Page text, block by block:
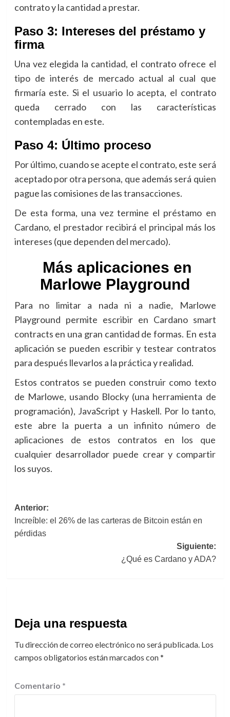
contrato y la cantidad a prestar.
Paso 3: Intereses del préstamo y
firma
Una vez elegida la cantidad, el contrato ofrece el
tipo de interés de mercado actual al cual que
firmaría este. Si el usuario lo acepta, el contrato
queda cerrado con las características
contempladas en este.
Paso 4: Último proceso
Por último, cuando se acepte el contrato, este será
aceptado por otra persona, que además será quien
pague las comisiones de las transacciones.
De esta forma, una vez termine el préstamo en
Cardano, el prestador recibirá el principal más los
intereses (que dependen del mercado).
Más aplicaciones en
Marlowe Playground
Para no limitar a nada ni a nadie, Marlowe
Playground permite escribir en Cardano smart
contracts en una gran cantidad de formas. En esta
aplicación se pueden escribir y testear contratos
para después llevarlos a la práctica y realidad.
Estos contratos se pueden construir como texto
de Marlowe, usando Blocky (una herramienta de
programación), JavaScript y Haskell. Por lo tanto,
este abre la puerta a un infinito número de
aplicaciones de estos contratos en los que
cualquier desarrollador puede crear y compartir
los suyos.
Navegación
de
entradas
Anterior:
Increíble: el 26% de las carteras de Bitcoin están en
pérdidas
Siguiente:
¿Qué es Cardano y ADA?
Deja una respuesta
Tu dirección de correo electrónico no será publicada. Los
campos obligatorios están marcados con*
Comentario *